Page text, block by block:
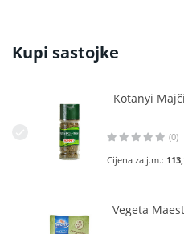
Kupi sastojke
Kotanyi
(0)
Cijena za j.m.:
Vegeta